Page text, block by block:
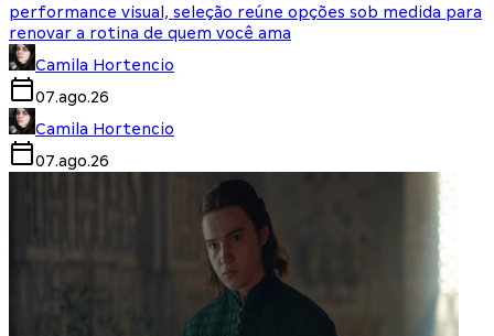
performance visual, seleção reúne opções sob medida para
renovar a rotina de quem você ama
Camila Hortencio
07.ago.26
Camila Hortencio
07.ago.26